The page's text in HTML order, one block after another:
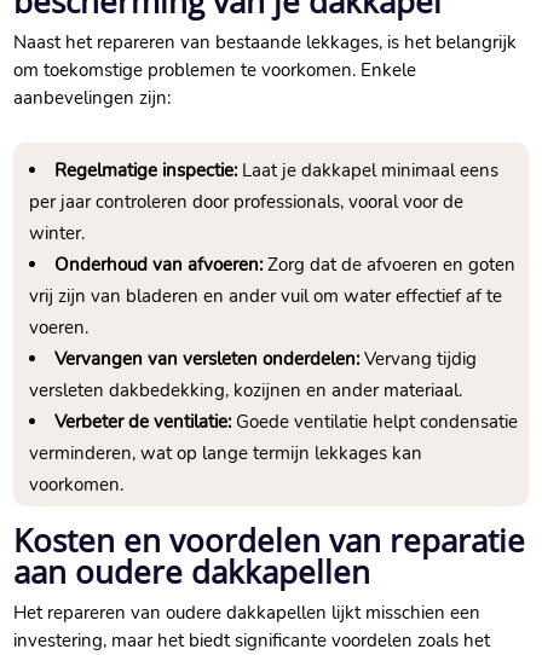
Naast het repareren van bestaande lekkages, is het belangrijk
om toekomstige problemen te voorkomen.​ Enkele
aanbevelingen zijn:
Regelmatige inspectie:Laat je dakkapel minimaal eens
per jaar controleren door professionals, vooral voor de
winter.​
Onderhoud van afvoeren:Zorg dat de afvoeren en goten
vrij zijn van bladeren en ander vuil om water effectief af te
voeren.​
Vervangen van versleten onderdelen:Vervang tijdig
versleten dakbedekking, kozijnen en ander materiaal.​
Verbeter de ventilatie:Goede ventilatie helpt condensatie
verminderen, wat op lange termijn lekkages kan
voorkomen.​
Kosten en voordelen van reparatie
aan oudere dakkapellen
Het repareren van oudere dakkapellen lijkt misschien een
investering, maar het biedt significante voordelen zoals het